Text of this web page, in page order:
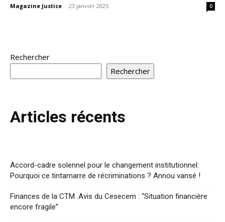
Magazine Justice - 23 janvier 2025 0
Rechercher
Rechercher
Articles récents
Accord-cadre solennel pour le changement institutionnel:
Pourquoi ce tintamarre de récriminations ? Annou vansé !
Finances de la CTM .Avis du Cesecem : “Situation financière
encore fragile”